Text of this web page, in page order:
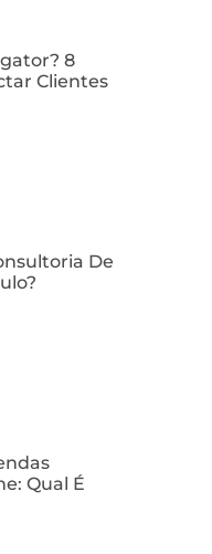
8
Clientes
De
Qual É